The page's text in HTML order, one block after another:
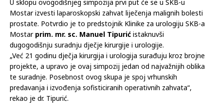
U sklopu ovogodišnjeg simpozija prvi put će se u SKB-u
Mostar izvesti laparoskopski zahvat liječenja malignih bolesti
prostate. Potvrdio je to predstojnik Klinike za urologiju SKB-a
Mostar prim. mr. sc. Manuel Tipurić istaknuvši
dugogodišnju suradnju dječje kirurgije i urologije.
„Već 21 godinu dječja kirurgija i urologija surađuju kroz brojne
projekte, a upravo je ovaj simpozij jedan od najvažnijih oblika
te suradnje. Posebnost ovog skupa je spoj vrhunskih
predavanja i izvođenja sofisticiranih operativnih zahvata“,
rekao je dr. Tipurić.